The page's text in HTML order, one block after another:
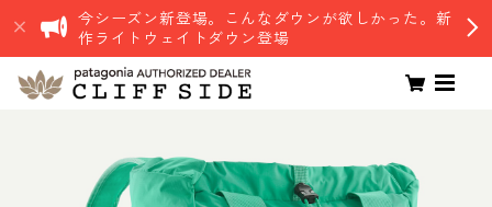
今シーズン新登場。こんなダウンが欲しかった。新
作ライトウェイトダウン登場